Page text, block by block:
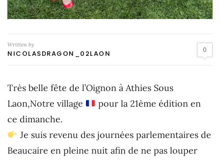
Written by
NICOLASDRAGON_02LAON 0
Très belle fête de l’Oignon à Athies Sous
Laon,Notre village
pour la 21ème édition en
ce dimanche.
Je suis revenu des journées parlementaires de
Beaucaire en pleine nuit afin de ne pas louper